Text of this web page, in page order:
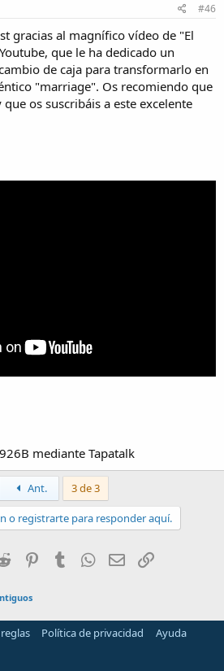
#46
gracias al magnífico vídeo de "El
que le ha dedicado un
de caja para transformarlo en
"marriage". Os recomiendo que
os suscribáis a este excelente
mediante Tapatalk
Ant. 3 de 3
o registrarte para responder aquí.
Reddit PinterestTumblrWhatsApp
Email
Política de privacidad
Ayuda